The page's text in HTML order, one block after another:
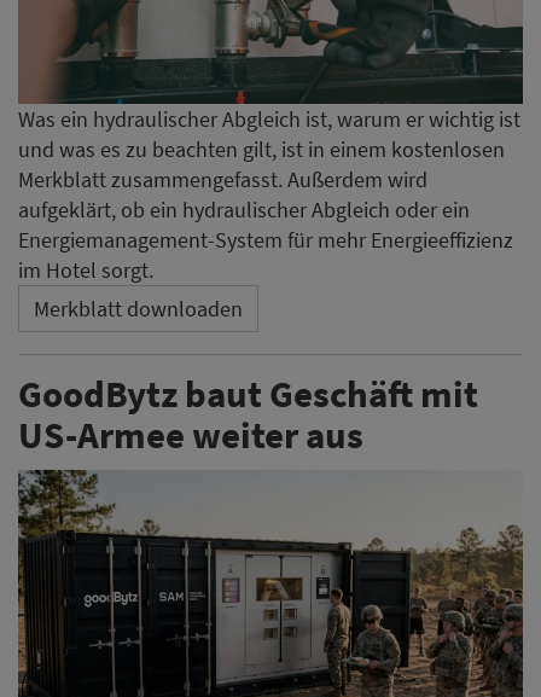
Was ein hydraulischer Abgleich ist, warum er wichtig ist
und was es zu beachten gilt, ist in einem kostenlosen
Merkblatt zusammengefasst. Außerdem wird
aufgeklärt, ob ein hydraulischer Abgleich oder ein
Energiemanagement-System für mehr Energieeffizienz
im Hotel sorgt.
Merkblatt downloaden
GoodBytz baut Geschäft mit
US-Armee weiter aus